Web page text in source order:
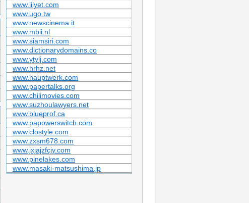
www.lilyet.com
www.ugo.tw
www.newscinema.it
www.mbii.nl
www.siamsiri.com
www.dictionarydomains.co
www.ytylj.com
www.hrhz.net
www.hauptwerk.com
www.papertalks.org
www.chilimovies.com
www.suzhoulawyers.net
www.blueprof.ca
www.papowerswitch.com
www.clostyle.com
www.zxsm678.com
www.jxjajzfcjy.com
www.pinelakes.com
www.masaki-matsushima.jp